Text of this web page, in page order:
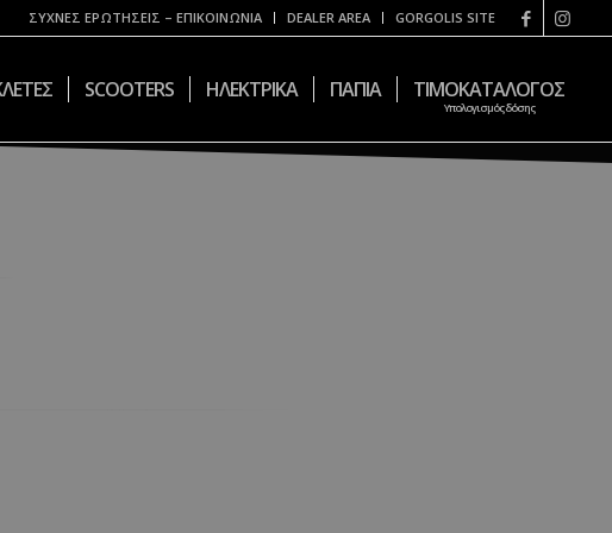
ΣΥΧΝΕΣ ΕΡΩΤΗΣΕΙΣ – ΕΠΙΚΟΙΝΩΝΙΑ DEALER AREA GORGOLIS SITE
SCOOTERS ΗΛΕΚΤΡΙΚΑ ΠΑΠΙΑ ΤΙΜΟΚΑΤΑΛΟΓΟΣ
Υπολογισμός δόσης